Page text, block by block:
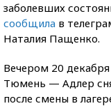
заболевших
сообщила в
Наталия Пащенко.
Вечером 20
Тюмень — Адлер
после смены в